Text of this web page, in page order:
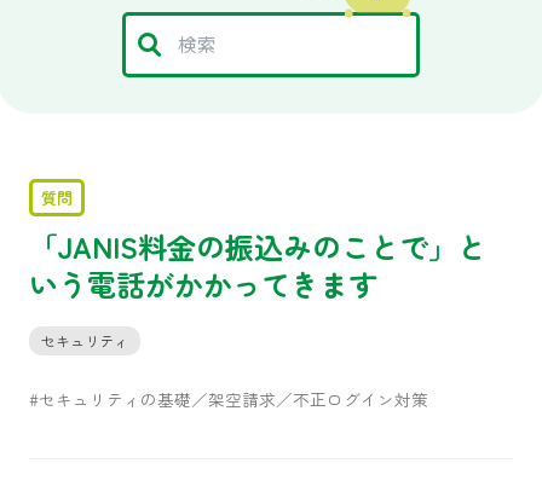
質問
「JANIS料金の振込みのことで」と
いう電話がかかってきます
セキュリティ
#セキュリティの基礎／架空請求／不正ログイン対策